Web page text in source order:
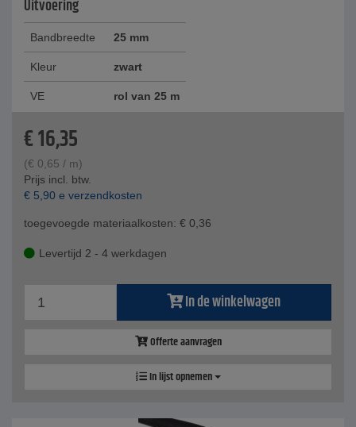
Uitvoering
Bandbreedte 25 mm
Kleur zwart
VE rol van 25 m
€16,35
(€ 0,65 / m)
Prijs incl. btw.
€ 5,90 e verzendkosten
toegevoegde materiaalkosten: € 0,36
Levertijd 2 - 4 werkdagen
In de winkelwagen
Offerte aanvragen
In lijst opnemen